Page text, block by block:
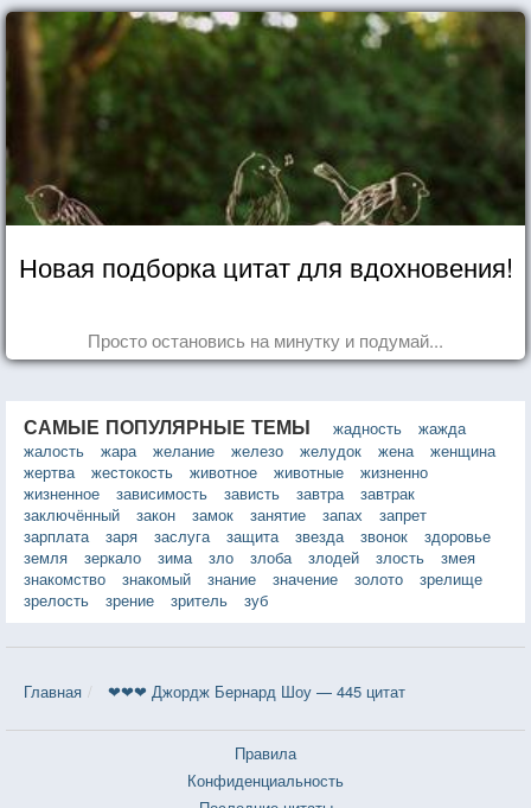
Новая подборка цитат для вдохновения!
Просто остановись на минутку и подумай...
САМЫЕ ПОПУЛЯРНЫЕ ТЕМЫ жадность
жажда
жалость
жара желание железо желудок жена
женщина
жертва
жестокость животное животные
жизненно
жизненное
зависимость зависть завтра
завтрак
заключённый
закон замок занятие запах
запрет
зарплата
заря заслуга защита звезда звонок
здоровье
земля
зеркало зима зло злоба злодей злость
змея
знакомство
знакомый знание значение золото
зрелище
зрелость
зрение зритель зуб
Главная ❤❤❤ Джордж Бернард Шоу — 445 цитат
Правила
Конфиденциальность